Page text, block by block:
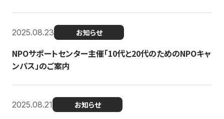
2025.08.23 お知らせ
NPOサポートセンター主催「10代と20代のためのNPOキャ
ンパス」のご案内
2025.08.21 お知らせ